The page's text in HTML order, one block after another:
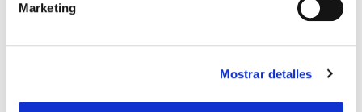
Marketing
Mostrar detalles
y proporcionar el apoyo necesario.
En este punto, debes preguntarte: ¿estoy delegando
efectivamente las tareas de ventas a mi equipo? y